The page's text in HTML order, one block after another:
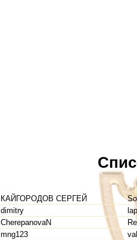
КАЙГОРОДОВ СЕРГЕЙ
dimitry
CherepanovaN
mng123